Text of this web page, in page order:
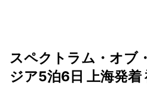
スペクトラム・オブ
ジア5泊6日 上海発着